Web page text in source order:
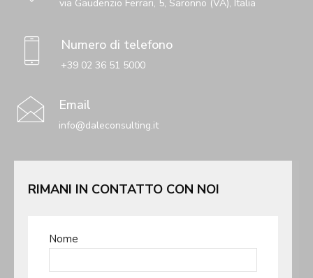
via Gaudenzio Ferrari, 5, Saronno (VA), Italia
Numero di telefono
+39 02 36 51 5000
Email
info@daleconsulting.it
RIMANI IN CONTATTO CON NOI
Nome